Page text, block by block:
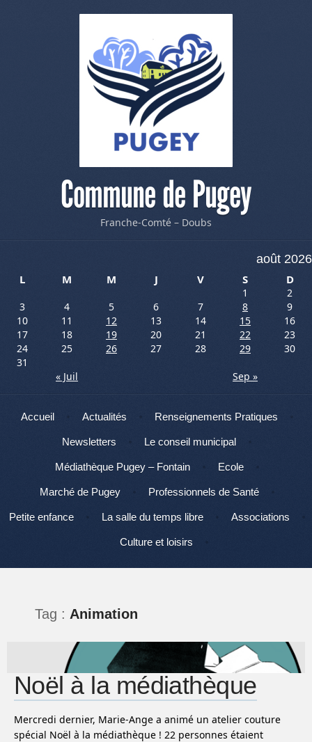
Commune de Pugey
Franche-Comté – Doubs
août 2026
L
M M J V S D
1
2
3
4 5 6 7 8
9
10
11 12 13 14 15
16
17
18 19 20 21 22
23
24
25 26 27 28 29
30
31
« Juil
Sep »
Menu
Aller au contenu
Accueil Actualités Renseignements Pratiques
Newsletters Le conseil municipal
Médiathèque Pugey – Fontain Ecole
Marché de Pugey Professionnels de Santé
Petite enfance La salle du temps libre Associations
Culture et loisirs
Tag : Animation
Noël à la médiathèque
Mercredi dernier, Marie-Ange a animé un atelier couture
spécial Noël à la médiathèque ! 22 personnes étaient